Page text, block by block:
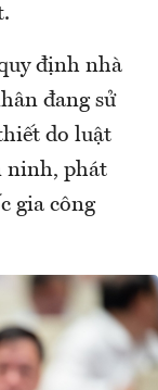
định nhà
đang sử
do luật
ninh, phát
gia công